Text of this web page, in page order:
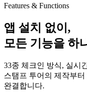
Features & Functions
앱 설치 없이,
모든 기능을 하
33종 체크인 방식, 실시
스탬프 투어의 제작부
완결합니다.